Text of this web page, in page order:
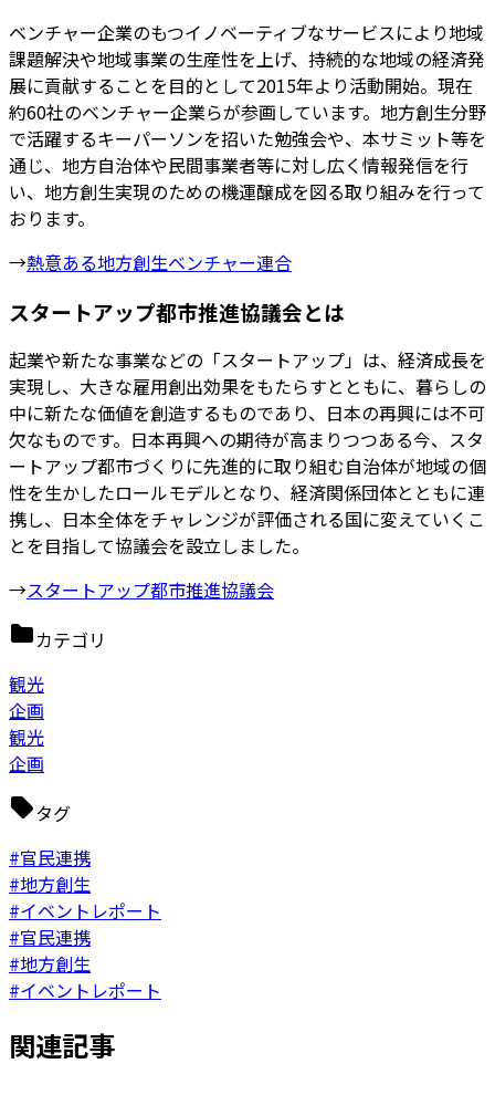
ベンチャー企業のもつイノベーティブなサービスにより地域
課題解決や地域事業の⽣産性を上げ、持続的な地域の経済発
展に貢献することを⽬的として2015年より活動開始。現在
約60社のベンチャー企業らが参画しています。地⽅創⽣分野
で活躍するキーパーソンを招いた勉強会や、本サミット等を
通じ、地⽅⾃治体や⺠間事業者等に対し広く情報発信を⾏
い、地⽅創⽣実現のための機運醸成を図る取り組みを⾏って
おります。
→熱意ある地方創生ベンチャー連合
スタートアップ都市推進協議会とは
起業や新たな事業などの「スタートアップ」は、経済成⻑を
実現し、⼤きな雇⽤創出効果をもたらすとともに、暮らしの
中に新たな価値を創造するものであり、⽇本の再興には不可
⽋なものです。⽇本再興への期待が⾼まりつつある今、スタ
ートアップ都市づくりに先進的に取り組む⾃治体が地域の個
性を⽣かしたロールモデルとなり、経済関係団体とともに連
携し、⽇本全体をチャレンジが評価される国に変えていくこ
とを⽬指して協議会を設⽴しました。
→スタートアップ都市推進協議会
カテゴリ
観光
企画
観光
企画
タグ
#官民連携
#地方創生
#イベントレポート
#官民連携
#地方創生
#イベントレポート
関連記事